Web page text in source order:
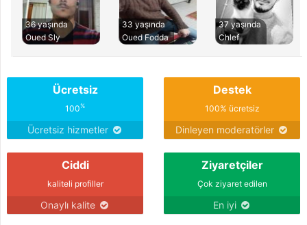
36 yaşında
Oued Sly
33 yaşında
Oued Fodda
37 yaşında
Chlef
Ücretsiz
100%
Ücretsiz hizmetler
Destek
100% ücretsiz
Dinleyen moderatörler
Ciddi
kaliteli profiller
Onaylı kalite
Ziyaretçiler
Çok ziyaret edilen
En iyi